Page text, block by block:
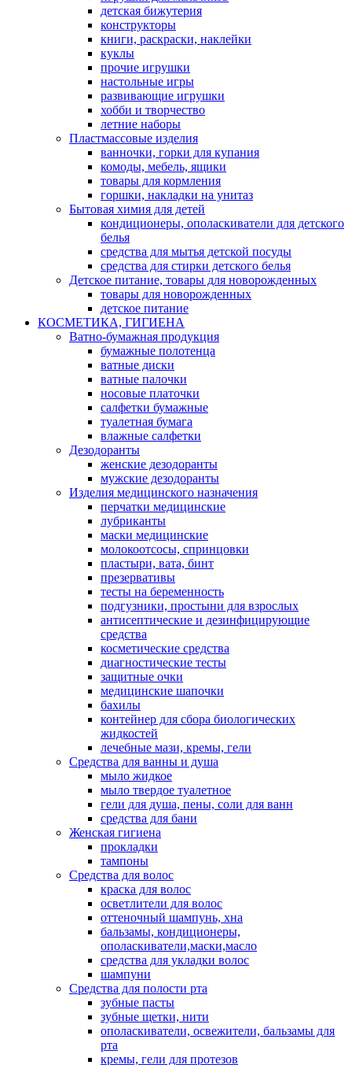
детская бижутерия
конструкторы
книги, раскраски, наклейки
куклы
прочие игрушки
настольные игры
развивающие игрушки
хобби и творчество
летние наборы
Пластмассовые изделия
ванночки, горки для купания
комоды, мебель, ящики
товары для кормления
горшки, накладки на унитаз
Бытовая химия для детей
кондиционеры, ополаскиватели для детского
белья
средства для мытья детской посуды
средства для стирки детского белья
Детское питание, товары для новорожденных
товары для новорожденных
детское питание
КОСМЕТИКА, ГИГИЕНА
Ватно-бумажная продукция
бумажные полотенца
ватные диски
ватные палочки
носовые платочки
салфетки бумажные
туалетная бумага
влажные салфетки
Дезодоранты
женские дезодоранты
мужские дезодоранты
Изделия медицинского назначения
перчатки медицинские
лубриканты
маски медицинские
молокоотсосы, спринцовки
пластыри, вата, бинт
презервативы
тесты на беременность
подгузники, простыни для взрослых
антисептические и дезинфицирующие
средства
косметические средства
диагностические тесты
защитные очки
медицинские шапочки
бахилы
контейнер для сбора биологических
жидкостей
лечебные мази, кремы, гели
Средства для ванны и душа
мыло жидкое
мыло твердое туалетное
гели для душа, пены, соли для ванн
средства для бани
Женская гигиена
прокладки
тампоны
Средства для волос
краска для волос
осветлители для волос
оттеночный шампунь, хна
бальзамы, кондиционеры,
ополаскиватели,маски,масло
средства для укладки волос
шампуни
Средства для полости рта
зубные пасты
зубные щетки, нити
ополаскиватели, освежители, бальзамы для
рта
кремы, гели для протезов